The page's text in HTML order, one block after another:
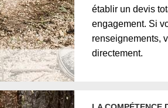
établir un devis
engagement. Si
renseignements,
directement.